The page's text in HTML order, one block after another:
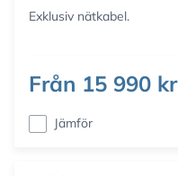
Exklusiv nätkabel.
Från 15 990 kr
Jämför